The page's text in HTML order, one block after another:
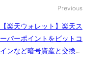
Previous
【楽天ウォレット】楽天ス
ーパーポイントをビットコ
インなど暗号資産と交換可